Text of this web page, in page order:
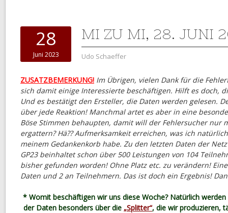
28
Juni 2023
MI ZU MI, 28. JUNI
Udo Schaeffer
ZUSATZBEMERKUNG! Im Übrigen, vielen Dank für die
sich damit einige Interessierte beschäftigen. Hilft es doch,
Und es bestätigt den Ersteller, die Daten werden gelesen.
über jede Reaktion! Manchmal artet es aber in eine
Böse Stimmen behaupten, damit will der Fehlersucher nur
ergattern? Hä?? Aufmerksamkeit erreichen, was ich
meinem Gedankenkorb habe. Zu den letzten Daten der
GP23 beinhaltet schon über 500 Leistungen von 104
bisher gefunden worden! Ohne Platz etc. zu verändern!
Daten und 2 an Teilnehmern. Das ist doch ein Ergebnis!
* Womit beschäftigen wir uns diese Woche? Natürlich
der Daten besonders über die „Splitter“, die wir produzieren,